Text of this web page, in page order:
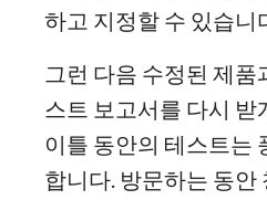
하고 지정할 수 있습니
그런 다음 수정된 제품
스트 보고서를 다시 받
이틀 동안의 테스트는
합니다. 방문하는 동안